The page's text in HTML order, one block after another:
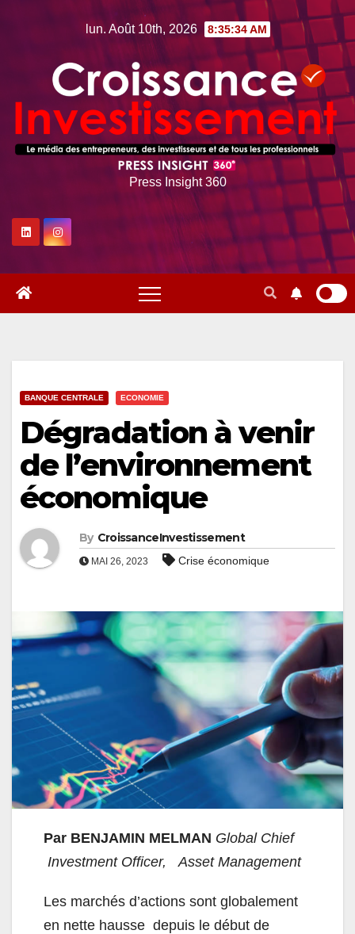
lun. Août 10th, 2026 8:35:36 AM
Press Insight 360
BANQUE CENTRALE ECONOMIE
Dégradation à venir
de l’environnement
économique
By CroissanceInvestissement
MAI 26, 2023 Crise économique
Par BENJAMIN MELMAN Global Chief
Investment Officer, Asset Management
Les marchés d’actions sont globalement
en nette hausse depuis le début de